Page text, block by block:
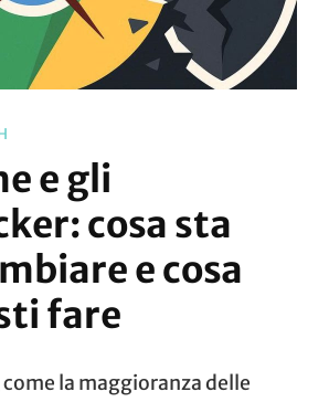
e gli
cosa sta
e cosa
fare
come la maggioranza delle